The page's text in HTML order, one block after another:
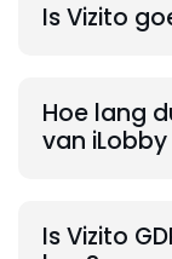
Is Vizito
Hoe lang
van
Is Vizito